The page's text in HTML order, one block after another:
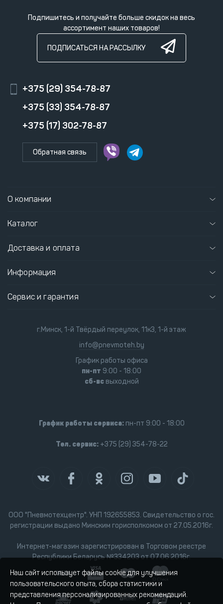
Подпишитесь и получайте больше скидок на весь
ассортимент наших товаров!
ПОДПИСАТЬСЯ НА РАССЫЛКУ
+375 (29) 354-78-87
+375 (33) 354-78-87
+375 (17) 302-78-87
Обратная связь
О компании
Каталог
Доставка и оплата
Информация
Сервис и гарантия
ООО "Пневмотехцентр". УНП 192655853. Свидетельство о гос.
регистрации выдано Минским горисполкомом от 27.05.2016г.
Интернет-магазин зарегистрирован в Торговом реестре
Республики Беларусь №334203 от 07.06.2016г.
г.Минск, 1-й Твёрдый переулок, 11к3, 1-й этаж
info@pnevmoteh.by
График работы офиса
пн-пт 9:00 - 18:00
сб-всвыходной
График работы сервиса:пн-пт 9:00 - 18:00
Тел. сервис:+375 (29) 354-78-22
Наш сайт использует файлы cookie для улучшения
пользовательского опыта, сбора статистики и
представления персонализированных рекомендаций.